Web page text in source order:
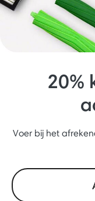
20%
Voer bij het